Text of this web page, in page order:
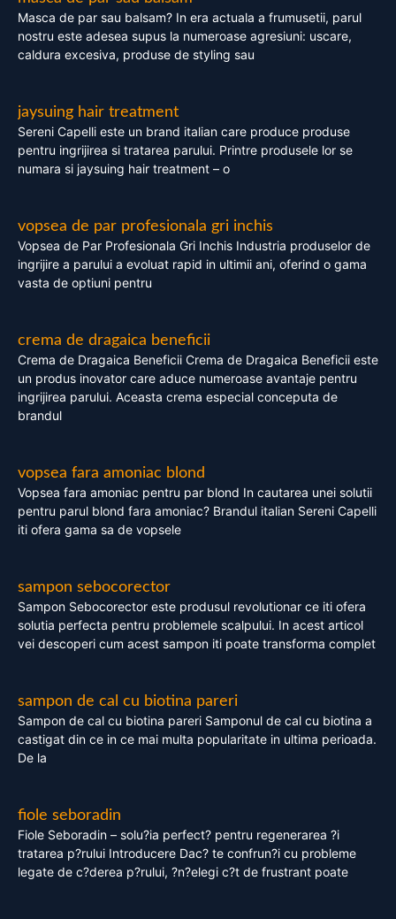
Masca de par sau balsam? In era actuala a frumusetii, parul
nostru este adesea supus la numeroase agresiuni: uscare,
caldura excesiva, produse de styling sau
jaysuing hair treatment
Sereni Capelli este un brand italian care produce produse
pentru ingrijirea si tratarea parului. Printre produsele lor se
numara si jaysuing hair treatment – o
vopsea de par profesionala gri inchis
Vopsea de Par Profesionala Gri Inchis Industria produselor de
ingrijire a parului a evoluat rapid in ultimii ani, oferind o gama
vasta de optiuni pentru
crema de dragaica beneficii
Crema de Dragaica Beneficii Crema de Dragaica Beneficii este
un produs inovator care aduce numeroase avantaje pentru
ingrijirea parului. Aceasta crema especial conceputa de
brandul
vopsea fara amoniac blond
Vopsea fara amoniac pentru par blond In cautarea unei solutii
pentru parul blond fara amoniac? Brandul italian Sereni Capelli
iti ofera gama sa de vopsele
sampon sebocorector
Sampon Sebocorector este produsul revolutionar ce iti ofera
solutia perfecta pentru problemele scalpului. In acest articol
vei descoperi cum acest sampon iti poate transforma complet
sampon de cal cu biotina pareri
Sampon de cal cu biotina pareri Samponul de cal cu biotina a
castigat din ce in ce mai multa popularitate in ultima perioada.
De la
fiole seboradin
Fiole Seboradin – solu?ia perfect? pentru regenerarea ?i
tratarea p?rului Introducere Dac? te confrun?i cu probleme
legate de c?derea p?rului, ?n?elegi c?t de frustrant poate